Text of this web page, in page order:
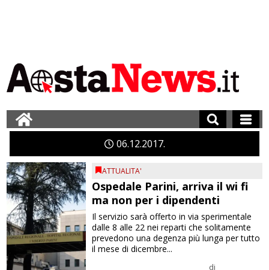
06 12 2017
ATTUALITA'
Ospedale Parini, arriva il wi fi
ma non per i dipendenti
di
Il servizio sarà offerto in via sperimentale
dalle 8 alle 22 nei reparti che solitamente
prevedono una degenza più lunga per tutto
il mese di dicembre...